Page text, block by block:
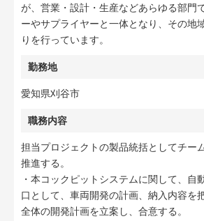
が、営業・設計・生産などあらゆる部門
ーやサプライヤーと一体となり、その地
りを行っています。
勤務地
愛知県刈谷市
職務内容
担当プロジェクトの製品統括としてチー
推進する。
・本コックピットシステムに関して、自
口として、車両開発の計画、納入内容を
全体の開発計画を立案し、合意する。